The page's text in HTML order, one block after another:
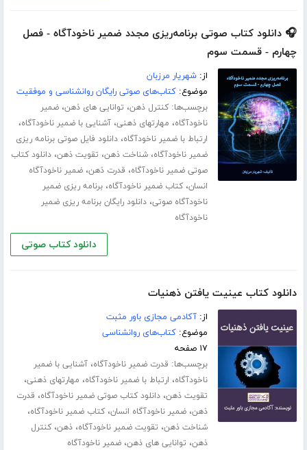
🎧 دانلود کتاب صوتی برنامه‌ریزی مجدد ضمیر ناخودآگاه - فصل
چهارم - قسمت سوم
از:شهریار مرزبان
موضوع:کتاب‌های صوتی رایگان روانشناسی و موفقیت
برچسب‌ها:کنترل ذهن، توانایی های ذهن،ضمیر
ناخودآگاه، مهارت­های ذهنی،آشنایی با ضمیر ناخودآگاه،
ارتباط با ضمیر ناخودآگاه،دانلود فایل صوتی برنامه ریزی
ضمیر ناخودآگاه،شناخت ذهن، تقویت ذهن،دانلود کتاب
صوتی ضمیر ناخودآگاه، قدرت ذهن،ضمیر ناخودآگاه
انسان،کتاب ضمیر ناخودآگاه،برنامه ریزی ضمیر
ناخودآگاه صوتی،دانلود رایگان برنامه ریزی ضمیر
ناخودآگاه
دانلود کتاب صوتی
دانلود کتاب عینیت یافتن ذهنیات
از:آکادمی مجازی باور مثبت
موضوع:کتاب‌های روانشناسی
۱۷ صفحه
برچسب‌ها: قدرت ضمیر ناخودآگاه،آشنایی با ضمیر
ناخودآگاه، ارتباط با ضمیر ناخودآگاه، مهارت­های ذهنی،
تقویت ذهن،دانلود کتاب صوتی ضمیر ناخودآگاه، قدرت
ذهن،ضمیر ناخودآگاه انسان،کتاب ضمیر ناخودآگاه،
شناخت ذهن، تقویت ضمیر ناخودآگاه،ذهن،کنترل
ذهن، توانایی های ذهن،ضمیر ناخودآگاه